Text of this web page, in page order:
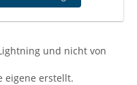
und nicht von
eigene erstellt.